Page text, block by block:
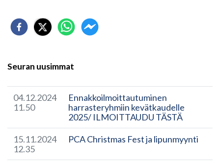
Seuran uusimmat
04.12.2024
11.50
Ennakkoilmoittautuminen
harrasteryhmiin kevätkaudelle
2025/ ILMOITTAUDU TÄSTÄ
15.11.2024
12.35
PCA Christmas Fest ja lipunmyynti